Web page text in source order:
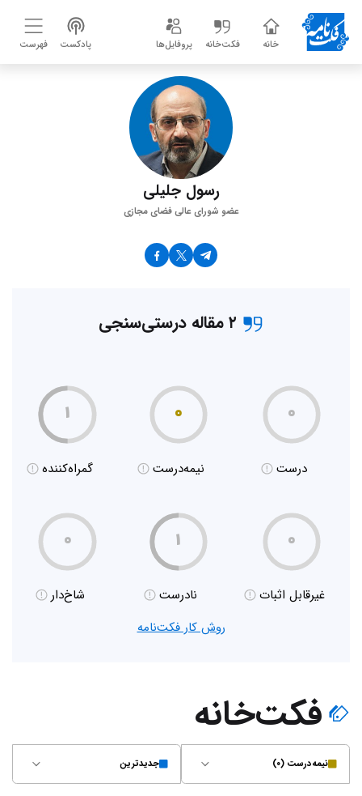
خانه فکت‌خانه پروفایل‌ها پادکست فهرست
رسول جلیلی
عضو شورای عالی فضای مجازی
۲ مقاله درستی‌سنجی
۰
درست
۰
نیمه‌درست
۱
گمراه‌کننده
۰
غیر‌قابل اثبات
۱
نادرست
۰
شاخ‌دار
روش کار فکت‌نامه
فکت‌خانه
نیمه‌درست (۰) جدیدترین